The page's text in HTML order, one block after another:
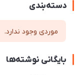
دسته‌بندی
موردی وجود ندارد.
بایگانی نوشته‌ها